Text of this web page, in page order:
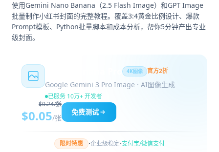
使用Gemini Nano Banana（2.5 Flash Image）和GPT Image
批量制作小红书封面的完整教程。覆盖3:4黄金比例设计、爆款
Prompt模板、Python批量脚本和成本分析，帮你5分钟产出专业
级封面。
4K图像 官方2折
Google Gemini 3 Pro Image · AI图像生成
已服务 10万+ 开发者
$0.24/张
$0.05/张
免费测试
限时特惠 ·企业级稳定·支付宝/微信支付